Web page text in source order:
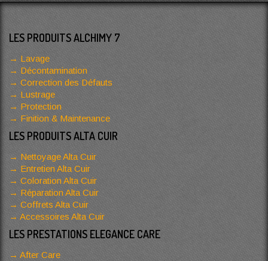
LES PRODUITS ALCHIMY 7
Lavage
Décontamination
Correction des Défauts
Lustrage
Protection
Finition & Maintenance
LES PRODUITS ALTA CUIR
Nettoyage Alta Cuir
Entretien Alta Cuir
Coloration Alta Cuir
Réparation Alta Cuir
Coffrets Alta Cuir
Accessoires Alta Cuir
LES PRESTATIONS ELEGANCE CARE
After Care